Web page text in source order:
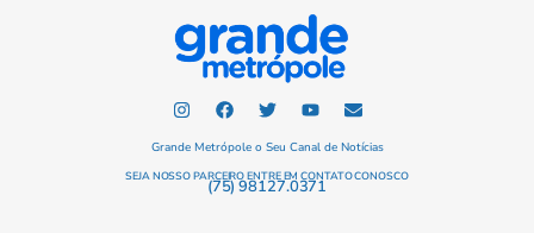
Grande Metrópole o Seu Canal de Notícias
SEJA NOSSO PARCEIRO ENTRE EM CONTATO CONOSCO
(75) 98127.0371